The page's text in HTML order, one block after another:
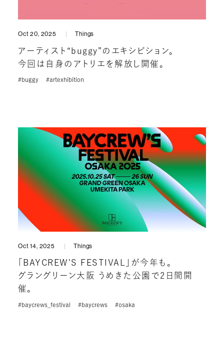
Oct 20, 2025 Things
アーティスト“buggy”のエキシビション。
今回は自身のアトリエを解放し開催。
#buggy #artexhibition
Oct 14, 2025 Things
「BAYCREW'S FESTIVAL」が今年も。
グラングリーン大阪 うめきた公園で2日間開
催。
#baycrews_festival #baycrews #osaka